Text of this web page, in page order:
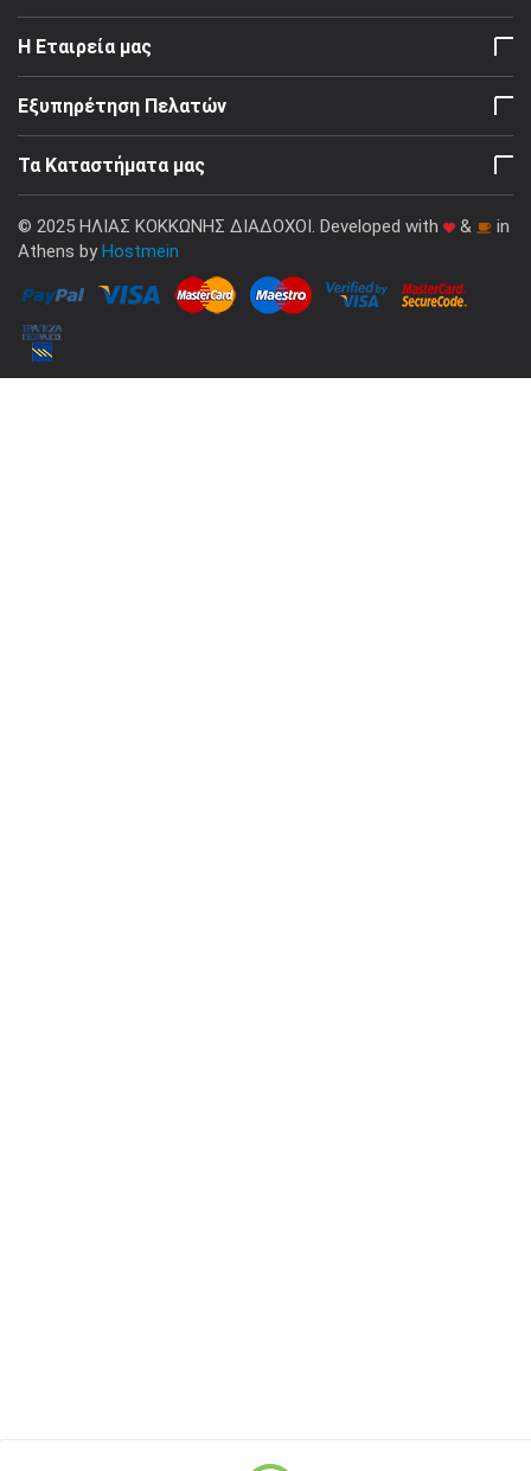
Η Εταιρεία μας
Εξυπηρέτηση Πελατών
Τα Καταστήματα μας
© 2025 ΗΛΙΑΣ ΚΟΚΚΩΝΗΣ ΔΙΑΔΟΧΟΙ. Developed with &
in
Athens by Hostmein